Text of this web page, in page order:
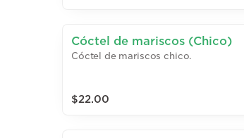
Cóctel de mariscos (Chico)
Cóctel de mariscos chico.
$22.00